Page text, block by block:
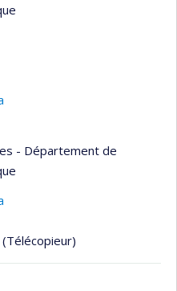
- Département de
(Télécopieur)